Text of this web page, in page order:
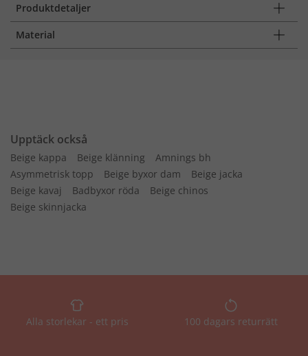
Produktdetaljer
Material
Upptäck också
Beige kappa Beige klänning
Amnings bh
Asymmetrisk topp
Beige byxor dam
Beige jacka
Beige kavaj
Badbyxor röda
Beige chinos
Beige skinnjacka
Alla storlekar - ett pris 100 dagars returrätt